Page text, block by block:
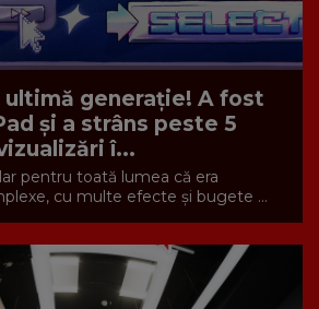
generație! A fost
și a strâns peste 5
î...
pentru toată lumea că era
cu multe efecte și bugete ...